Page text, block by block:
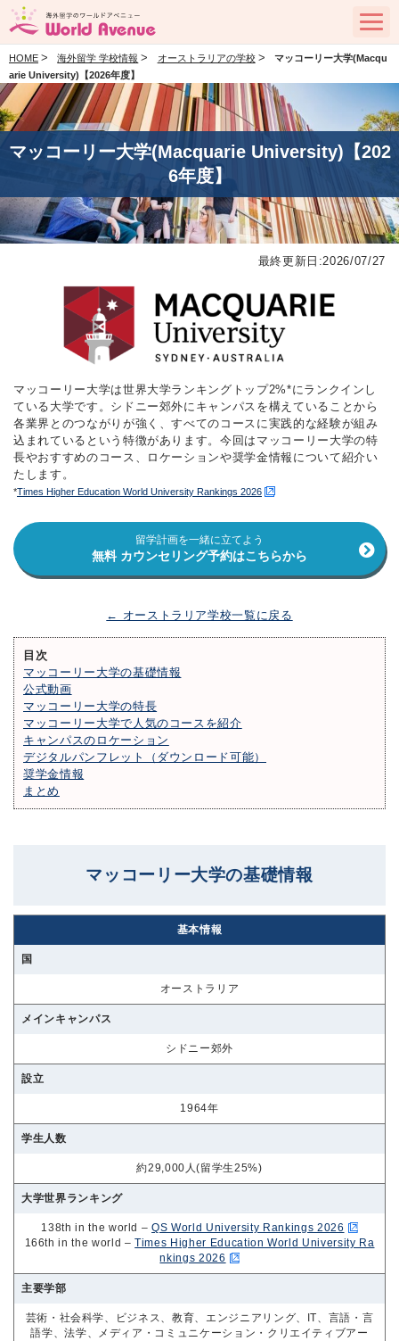
HOME > 海外留学 学校情報 > オーストラリアの学校 >
マッコーリー大学(Macqu
arie University)【2026年度】
マッコーリー大学(Macquarie University)【202
6年度】
最終更新日:2026/07/27
マッコーリー大学は世界大学ランキングトップ2%*にランクインし
ている大学です。シドニー郊外にキャンパスを構えていることから
各業界とのつながりが強く、すべてのコースに実践的な経験が組み
込まれているという特徴があります。今回はマッコーリー大学の特
長やおすすめのコース、ロケーションや奨学金情報について紹介い
たします。
*Times Higher Education World University Rankings 2026
留学計画を一緒に立てよう
無料 カウンセリング予約はこちらから
← オーストラリア学校一覧に戻る
目次
マッコーリー大学の基礎情報
公式動画
マッコーリー大学の特長
マッコーリー大学で人気のコースを紹介
キャンパスのロケーション
デジタルパンフレット（ダウンロード可能）
奨学金情報
まとめ
マッコーリー大学の基礎情報
基本情報
国
オーストラリア
メインキャンパス
シドニー郊外
設立
1964年
学生人数
約29,000人(留学生25%)
大学世界ランキング
138th in the world –QS World University Rankings 2026
166th in the world –Times Higher Education World University Ra
nkings 2026
主要学部
芸術・社会科学、ビジネス、教育、エンジニアリング、IT、言語・言
語学、法学、メディア・コミュニケーション・クリエイティブアー